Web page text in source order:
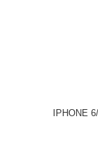
IPHONE